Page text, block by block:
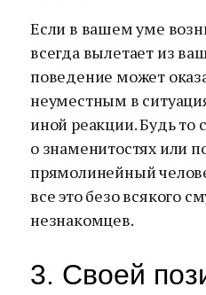
Если в вашем уме
всегда вылетает из
поведение может
неуместным в
иной реакции. Будь то
о знаменитостях или
прямолинейный
все это безо всякого
незнакомцев.
3. Своей